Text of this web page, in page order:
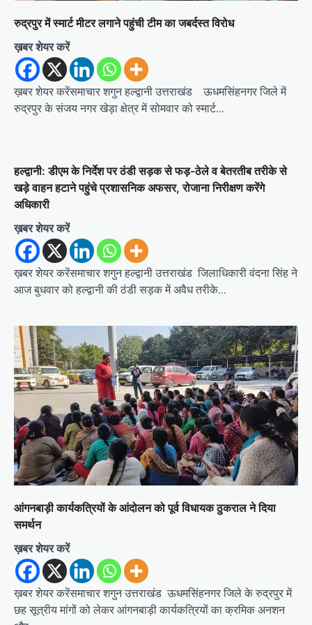
रुद्रपुर में स्मार्ट मीटर लगाने पहुंची टीम का जबर्दस्त विरोध
ख़बर शेयर करें
ख़बर शेयर करेंसमाचार शगुन हल्द्वानी उत्तराखंड ऊधमसिंहनगर जिले में
रुद्रपुर के संजय नगर खेड़ा क्षेत्र में सोमवार को स्मार्ट…
हल्द्वानी: डीएम के निर्देश पर ठंडी सड़क से फड़-ठेले व बेतरतीब तरीके से
खड़े वाहन हटाने पहुंचे प्रशासनिक अफसर, रोजाना निरीक्षण करेंगे
अधिकारी
ख़बर शेयर करें
ख़बर शेयर करेंसमाचार शगुन हल्द्वानी उत्तराखंड जिलाधिकारी वंदना सिंह ने
आज बुधवार को हल्द्वानी की ठंडी सड़क में अवैध तरीके…
आंगनबाड़ी कार्यकत्रियों के आंदोलन को पूर्व विधायक ठुकराल ने दिया
समर्थन
ख़बर शेयर करें
ख़बर शेयर करेंसमाचार शगुन उत्तराखंड ऊधमसिंहनगर जिले के रुद्रपुर में
छह सूत्रीय मांगों को लेकर आंगनबाड़ी कार्यकत्रियों का क्रमिक अनशन